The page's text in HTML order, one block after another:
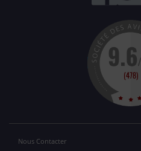
Nous Contacter